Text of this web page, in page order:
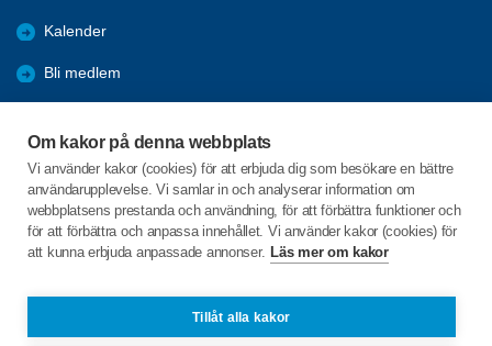
Om kakor på denna webbplats
Vi använder kakor (cookies) för att erbjuda dig som besökare en bättre
användarupplevelse. Vi samlar in och analyserar information om
webbplatsens prestanda och användning, för att förbättra funktioner och
för att förbättra och anpassa innehållet. Vi använder kakor (cookies) för
att kunna erbjuda anpassade annonser. Läs mer om kakor
Tillåt alla kakor
Kalender
Bli medlem
Pensionärsrådet
Övrig information
C/o:Ulla Becker